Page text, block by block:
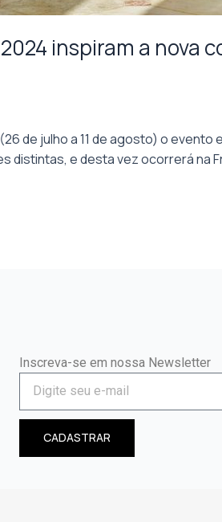
inspiram a nova
de julho a 11 de agosto) o
distintas, e desta vez ocorrerá na
Inscreva-se em nossa Newsletter
CADASTRAR